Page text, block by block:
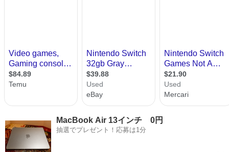
MacBook Air 13インチ 0円
抽選でプレゼント！応募は1分